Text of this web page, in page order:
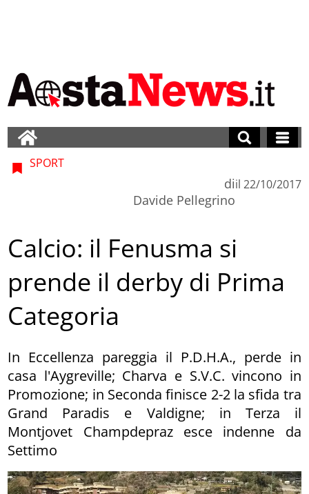
SPORT
di
Davide Pellegrino
il 22/10/2017
Calcio: il Fenusma si
prende il derby di Prima
Categoria
In Eccellenza pareggia il P.D.H.A., perde in
casa l'Aygreville; Charva e S.V.C. vincono in
Promozione; in Seconda finisce 2-2 la sfida tra
Grand Paradis e Valdigne; in Terza il
Montjovet Champdepraz esce indenne da
Settimo